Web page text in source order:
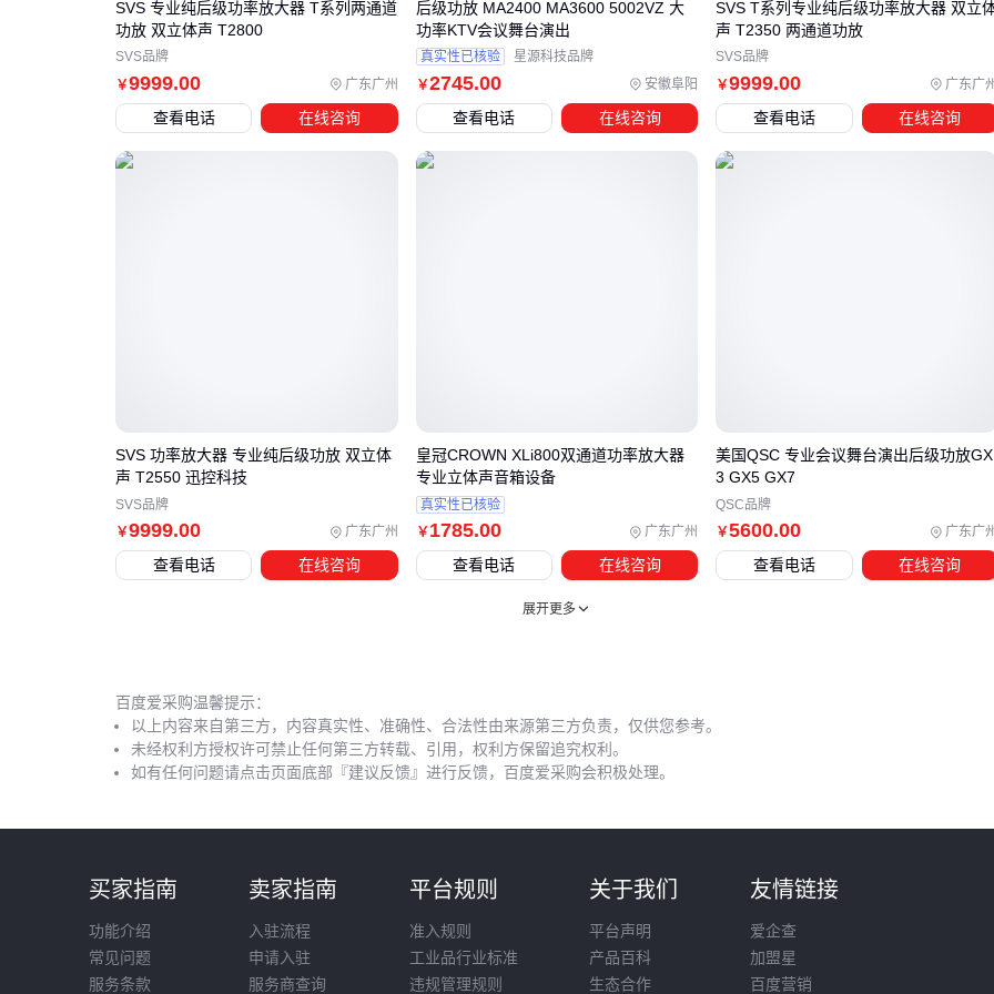
对于需要移动巡演的场景，防震机柜
的选择尤为重要。优质
防震机柜应具备以下特征：
结构稳固的钣金焊接框架，能承受运输震动
内部空间合理规划，便于散热布线
表面防锈处理适应不同环境 这类配套虽不直接影响音质，但
五、专业后级功放使用中容易被忽视的细节
专业后级功放的安装位置直接影响使用寿命。应避开潮湿密闭
空间，确保四周留有足够散热间隙。若必须安装在机柜内，建
议加装散热风扇
避免信号线与电源线平行布设产生干扰
长时间高负荷运行后建议停机冷却 这些简单措施能有效预防
常见故障。
对于多台功放集中使用的场景，建议配置电源时序器。这种配
操作流程。
记住：专业设备的稳定运行不仅依赖初始选购，更需要持续的
正确使用与维护。
￥9999.00 广东广州
SVS 专业纯后级功率放大器 T系列两通道
功放 双立体声 T2800
SVS品牌
查看电话 在线咨询
￥2745.00 安徽阜阳
后级功放 MA2400 MA3600 5002VZ 大
功率KTV会议舞台演出
真实性已核验 星源科技品牌
查看电话 在线咨询
￥9999.00 广东广
SVS T系列专业纯后级功率放大器 双立
声 T2350 两通道功放
SVS品牌
查看电话 在线咨询
￥9999.00 广东广州
SVS 功率放大器 专业纯后级功放 双立体
声 T2550 迅控科技
SVS品牌
查看电话 在线咨询
￥ 1785.00 广东广州
皇冠CROWN XLi800双通道功率放大器
专业立体声音箱设备
真实性已核验
查看电话 在线咨询
￥5600.00 广东广
美国QSC 专业会议舞台演出后级功放GX
3 GX5 GX7
QSC品牌
查看电话 在线咨询
展开更多
百度爱采购温馨提示：
以上内容来自第三方，内容真实性、准确性、合法性由来源第三方负责，仅供您参考。
未经权利方授权许可禁止任何第三方转载、引用，权利方保留追究权利。
如有任何问题请点击页面底部『建议反馈』进行反馈，百度爱采购会积极处理。
买家指南
功能介绍
常见问题
服务条款
卖家指南
入驻流程
申请入驻
服务商查询
平台规则
准入规则
工业品行业标准
违规管理规则
关于我们
平台声明
产品百科
生态合作
友情链接
爱企查
加盟星
百度营销